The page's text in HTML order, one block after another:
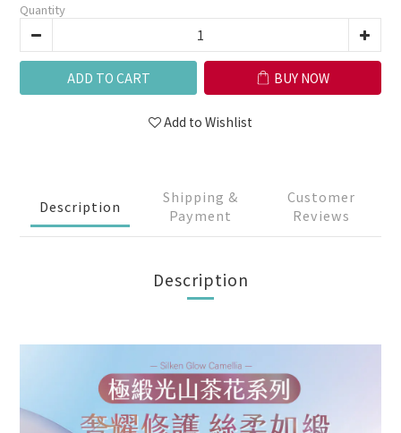
Quantity
ADD TO CART BUY NOW
Add to Wishlist
Description
Shipping &
Payment
Customer
Reviews
Description